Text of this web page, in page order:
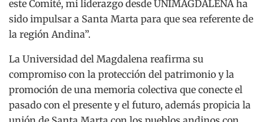
este Comité, mi liderazgo desde UNIMAGDALENA ha
sido impulsar a Santa Marta para que sea referente de
la región Andina”.
La Universidad del Magdalena reafirma su
compromiso con la protección del patrimonio y la
promoción de una memoria colectiva que conecte el
pasado con el presente y el futuro, además propicia la